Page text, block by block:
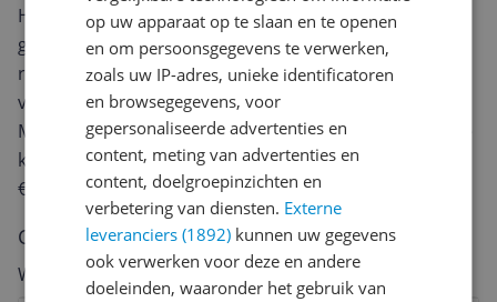
Heb jij dit product in bezit en wil je graag je mening
geven? Start dan hieronder met het schrijven van je
review. Afhankelijk van de details duurt het schrijven
van een review gemiddeld tussen de 3 en 10 minuten.
Met jouw mening help je andere bezoekers een betere
keuze te maken én maak je iedere maand kans op
€250,-!
Klik hier voor de actievoorwaarden.
Cijfer
Welk cijfer geef jij dit product?
op uw apparaat op te slaan en te openen
en om persoonsgegevens te verwerken,
zoals uw IP-adres, unieke identificatoren
en browsegegevens, voor
gepersonaliseerde advertenties en
content, meting van advertenties en
content, doelgroepinzichten en
verbetering van diensten. Externe
leveranciers (1892) kunnen uw gegevens
ook verwerken voor deze en andere
doeleinden, waaronder het gebruik van